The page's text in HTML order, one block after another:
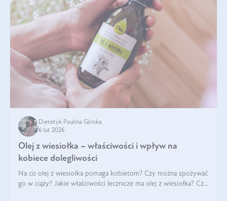
Dietetyk Paulina Górska
6 lut 2026
Olej z wiesiołka – właściwości i wpływ na
kobiece dolegliwości
Na co olej z wiesiołka pomaga kobietom? Czy można spożywać
go w ciąży? Jakie właściwości lecznicze ma olej z wiesiołka? Czy